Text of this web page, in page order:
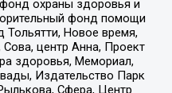
охраны здоровья и
фонд помощи
Новое время,
Сова, центр Анна, Проект
здоровья, Мемориал,
Издательство Парк